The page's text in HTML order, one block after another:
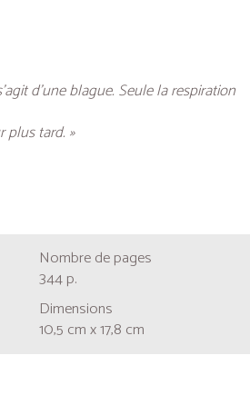
d’une blague. Seule la respiration
plus tard. »
Nombre de pages
344 p.
Dimensions
10,5 cm x 17,8 cm